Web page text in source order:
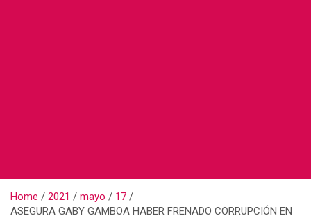
Home 2021 mayo
17
ASEGURA GABY GAMBOA HABER FRENADO CORRUPCIÓN EN